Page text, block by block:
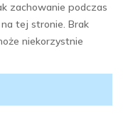
zachowanie podczas
tej stronie. Brak
niekorzystnie